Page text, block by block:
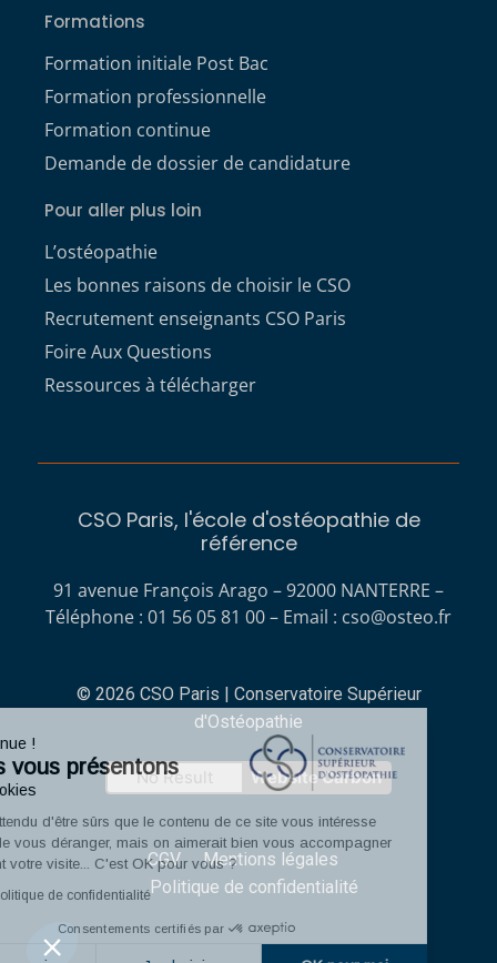
Bienvenue !
Nous vous présentons
Les cookies
On a attendu d'être sûrs que le contenu de ce site vous intéresse
avant de vous déranger, mais on aimerait bien vous accompagner
pendant votre visite... C'est OK pour vous ?
Lire la politique de confidentialité
Consentements certifiés par
Formations
Formation initiale Post Bac
Formation professionnelle
Formation continue
Demande de dossier de candidature
Pour aller plus loin
L’ostéopathie
Les bonnes raisons de choisir le CSO
Recrutement enseignants CSO Paris
Foire Aux Questions
Ressources à télécharger
CSO Paris, l'école d'ostéopathie de
référence
91 avenue François Arago – 92000 NANTERRE –
Téléphone : 01 56 05 81 00 – Email : cso@osteo.fr
© 2026 CSO Paris | Conservatoire Supérieur
d'Ostéopathie
No Result Website Carbon
CGV
Mentions légales
Politique de confidentialité